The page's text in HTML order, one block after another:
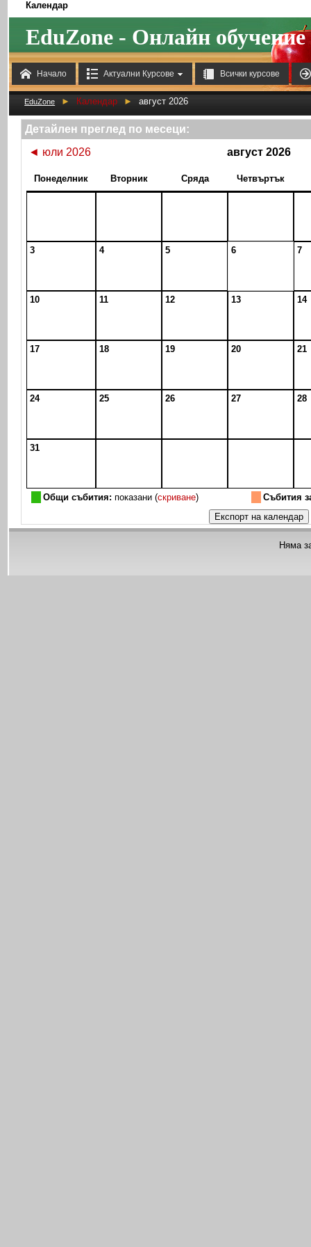
 Начало  Актуални Курсове  Всички курсове 
Календар
EduZone - Онлайн обучение
EduZone ► Календар ► август 2026
Детайлен преглед по месеци:
◄ юли 2026 август 2026
Понеделник Вторник Сряда Четвъртък
3 4 5 6 7
10 11 12 13 14
17 18 19 20 21
24 25 26 27 28
31
Общи събития: показани (скриване) Събития
Няма